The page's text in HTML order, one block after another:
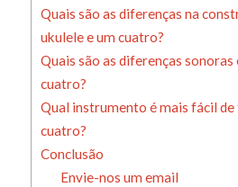
Quais são as diferenças na
ukulele e um cuatro?
Quais são as diferenças
cuatro?
Qual instrumento é mais fácil
cuatro?
Conclusão
Envie-nos um email